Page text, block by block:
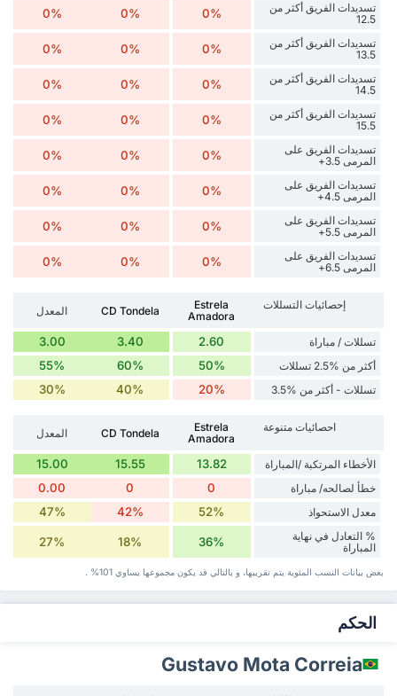
تسديدات الفريق أكثر من
12.5
0%
0%
0%
تسديدات الفريق أكثر من
13.5
0%
0%
0%
تسديدات الفريق أكثر من
14.5
0%
0%
0%
تسديدات الفريق أكثر من
15.5
0%
0%
0%
تسديدات الفريق على
المرمى 3.5+
0%
0%
0%
تسديدات الفريق على
المرمى 4.5+
0%
0%
0%
تسديدات الفريق على
المرمى 5.5+
0%
0%
0%
تسديدات الفريق على
المرمى 6.5+
0%
0%
0%
إحصائيات التسللات
Estrela
Amadora
CD Tondela المعدل
تسللات / مباراة 2.60
3.40
3.00
أكثر من %2.5 تسللات 50%
60%
55%
تسللات - أكثر من %3.5 20%
40%
30%
احصائيات متنوعة
Estrela
Amadora
CD Tondela المعدل
الأخطاء المرتكبة /المباراة 13.82
15.55
15.00
خطأ لصالحه/ مباراة 0
0
0.00
معدل الاستحواذ 52%
42%
47%
% التعادل في نهاية
المباراة
36%
18%
27%
بعض بيانات ‏النسب المئوية يتم تقريبها، و بالتالي قد ‏يكون مجموعها يساوي 101% .
‏الحكم
Gustavo Mota Correia